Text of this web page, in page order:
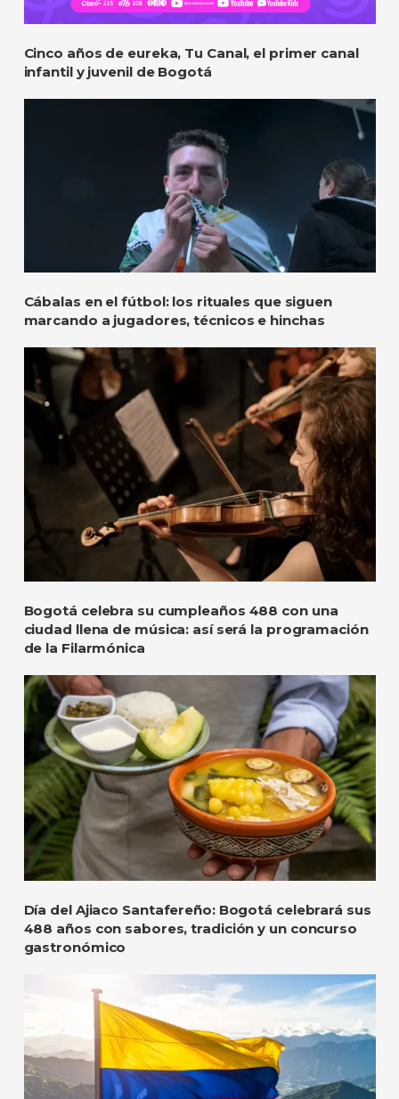
Cinco años de eureka, Tu Canal, el primer canal
infantil y juvenil de Bogotá
Cábalas en el fútbol: los rituales que siguen
marcando a jugadores, técnicos e hinchas
Bogotá celebra su cumpleaños 488 con una
ciudad llena de música: así será la programación
de la Filarmónica
Día del Ajiaco Santafereño: Bogotá celebrará sus
488 años con sabores, tradición y un concurso
gastronómico